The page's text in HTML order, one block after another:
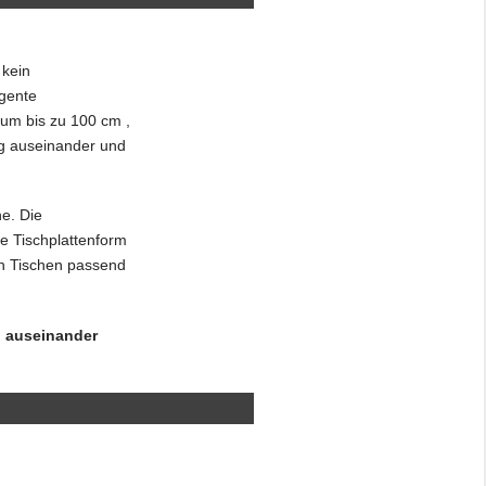
bis zu 100 cm ,
auseinander und
Die
Tischplattenform
Tischen passend
auseinander